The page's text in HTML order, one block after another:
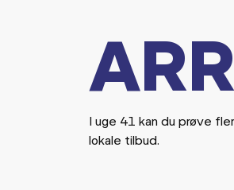
I uge 41 kan du prøve
lokale tilbud.